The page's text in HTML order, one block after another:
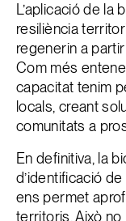
L’aplicació de la
resiliència
regenerin a
Com més
capacitat tenim
locals, creant
comunitats a
En definitiva, la
d’identificació
ens permet
territoris. Això